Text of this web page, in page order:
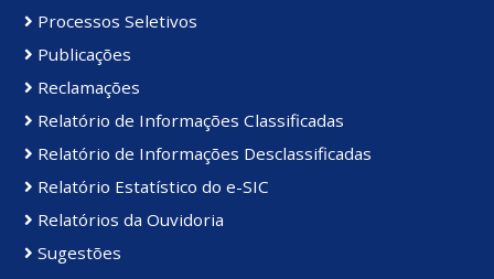
Processos Seletivos
Publicações
Reclamações
Relatório de Informações Classificadas
Relatório de Informações Desclassificadas
Relatório Estatístico do e-SIC
Relatórios da Ouvidoria
Sugestões